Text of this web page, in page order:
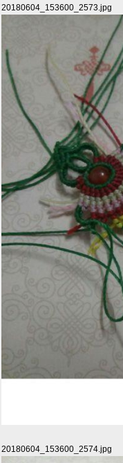
20180604_153600_2573.jpg
20180604_153600_2574.jpg